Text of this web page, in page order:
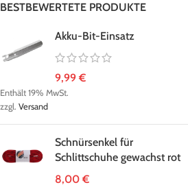
BESTBEWERTETE PRODUKTE
Akku-Bit-Einsatz
9,99€
Enthält 19% MwSt.
zzgl. Versand
Schnürsenkel für
Schlittschuhe gewachst rot
8,00€